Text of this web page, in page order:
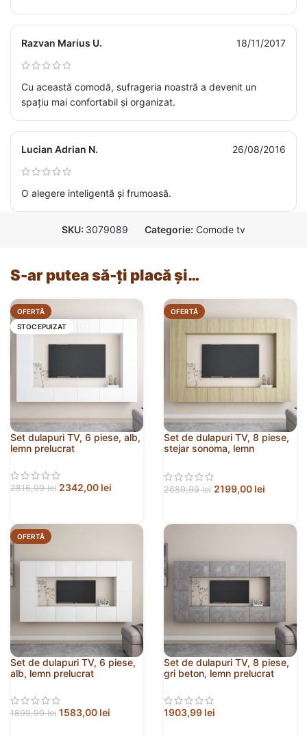
Razvan Marius U. 18/11/2017
Cu această comodă, sufrageria noastră a devenit un
spațiu mai confortabil și organizat.
Lucian Adrian N. 26/08/2016
O alegere inteligentă și frumoasă.
SKU: 3079089 Categorie: Comode tv
S-ar putea să-ți placă și…
OFERTĂ
STOC EPUIZAT
Set dulapuri TV, 6 piese, alb,
lemn prelucrat
2816,99lei 2342,00 lei
OFERTĂ
Set de dulapuri TV, 8 piese,
stejar sonoma, lemn
2689,99lei 2199,00 lei
OFERTĂ
Set de dulapuri TV, 6 piese,
alb, lemn prelucrat
1899,99lei 1583,00 lei
Set de dulapuri TV, 8 piese,
gri beton, lemn prelucrat
1903,99 lei